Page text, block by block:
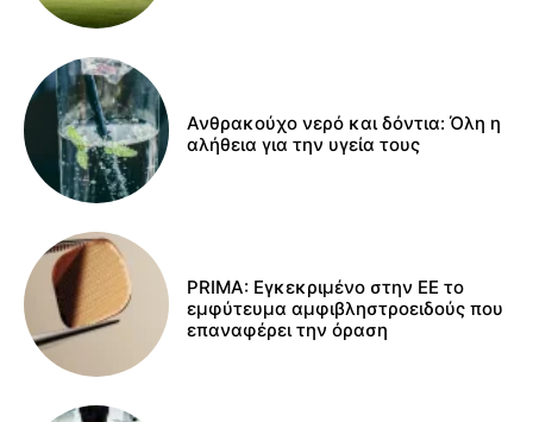
Ανθρακούχο νερό και δόντια: Όλη η
αλήθεια για την υγεία τους
PRIMA: Εγκεκριμένο στην ΕΕ το
εμφύτευμα αμφιβληστροειδούς που
επαναφέρει την όραση